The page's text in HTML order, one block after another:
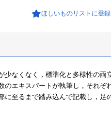
ほしいものリストに登録
なくなく，標準化と多様性の両
エキスパートが執筆し，それぞ
至るまで踏み込んで記載し，足